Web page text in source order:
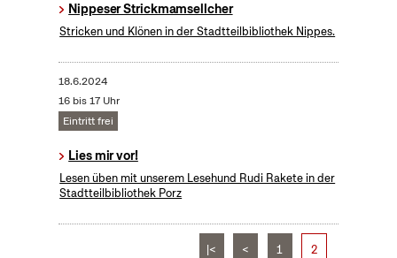
Nippeser Strickmamsellcher
Stricken und Klönen in der Stadtteilbibliothek Nippes.
18.6.2024
16 bis 17 Uhr
Eintritt frei
Lies mir vor!
Lesen üben mit unserem Lesehund Rudi Rakete in der
Stadtteilbibliothek Porz
|< < 1 2